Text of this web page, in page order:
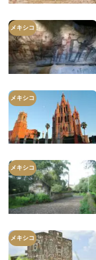
メキシコ
メキシコ
メキシコ
メキシコ